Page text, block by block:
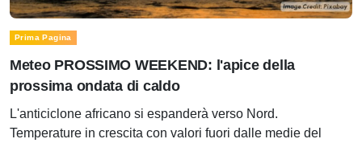
Prima Pagina
Meteo PROSSIMO WEEKEND: l'apice della
prossima ondata di caldo
L'anticiclone africano si espanderà verso Nord.
Temperature in crescita con valori fuori dalle medie del